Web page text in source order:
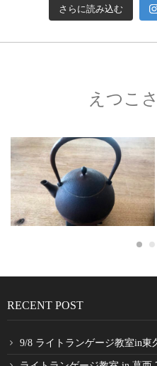
さらに読み込む
えつこ
RECENT POST
9/8 ライトランゲージ教室in東